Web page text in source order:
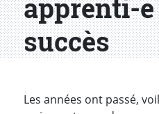
apprenti-
succès
Les années ont passé,